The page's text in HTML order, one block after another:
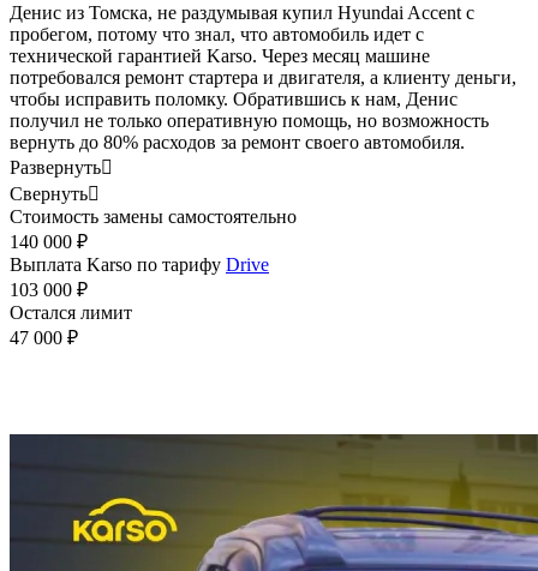
Денис из Томска, не раздумывая купил Hyundai Accent с
пробегом, потому что знал, что автомобиль идет с
технической гарантией Karso. Через месяц машине
потребовался ремонт стартера и двигателя, а клиенту деньги,
чтобы исправить поломку. Обратившись к нам, Денис
получил не только оперативную помощь, но возможность
вернуть до 80% расходов за ремонт своего автомобиля.
Развернуть
Свернуть
Стоимость замены самостоятельно
140 000 ₽
Выплата Karso по тарифу Drive
103 000 ₽
Остался лимит
47 000 ₽